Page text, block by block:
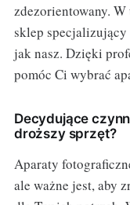
zdezorientowany.
sklep
jak nasz. Dzięki
pomóc Ci wybrać
Decydujące
droższy sprzęt?
Aparaty
ale ważne jest, aby